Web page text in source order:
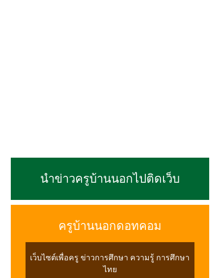
นำข่าวครูบ้านนอกไปติดเว็บ
ครูบ้านนอกดอทคอม
เว็บไซต์เพื่อครู ข่าวการศึกษา ความรู้ การศึกษา
ไทย